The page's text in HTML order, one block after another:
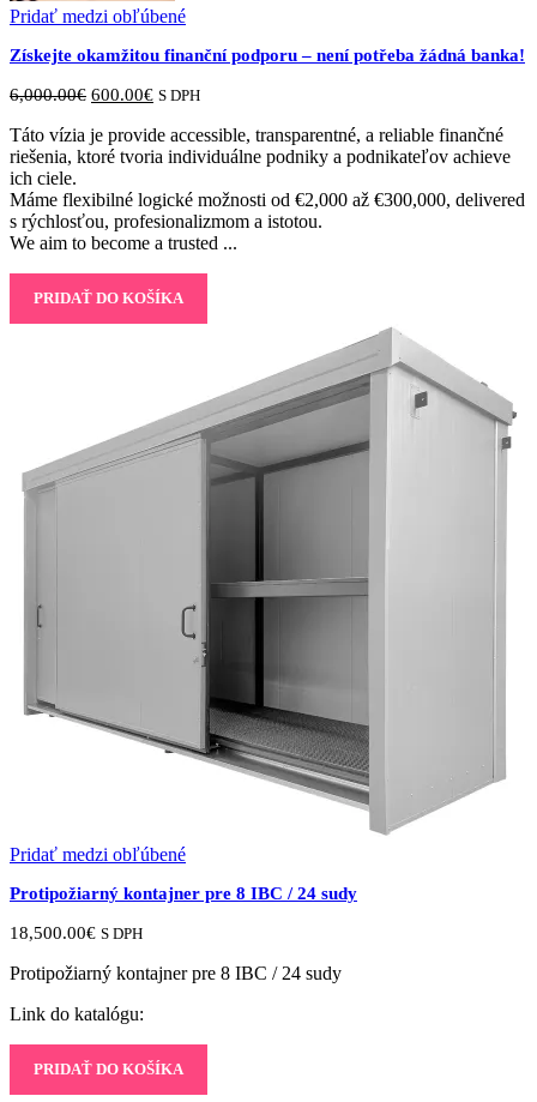
Pridať medzi obľúbené
Získejte okamžitou finanční podporu – není potřeba žádná banka!
6,000.00€ Original
was:
6,000.00€.
600.00€Current
is:
600.00€.
S DPH
Táto vízia je provide accessible, transparentné, a reliable finančné
riešenia, ktoré tvoria individuálne podniky a podnikateľov achieve
ich ciele.
Máme flexibilné logické možnosti od €2,000 až €300,000, delivered
s rýchlosťou, profesionalizmom a istotou.
We aim to become a trusted ...
PRIDAŤ DO KOŠÍKA
Pridať medzi obľúbené
Protipožiarný kontajner pre 8 IBC / 24 sudy
18,500.00€ S DPH
Protipožiarný kontajner pre 8 IBC / 24 sudy
Link do katalógu:
PRIDAŤ DO KOŠÍKA